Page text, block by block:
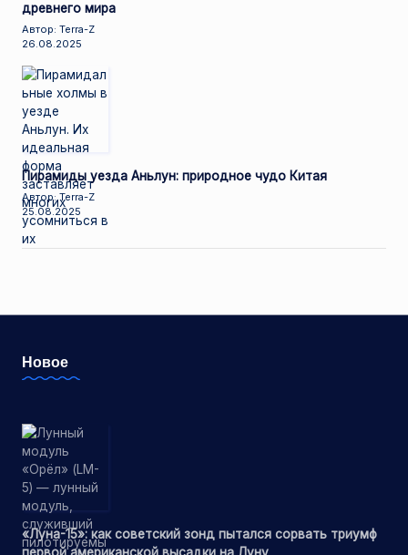
древнего мира
Автор: Terra-Z
26.08.2025
Пирамиды уезда Аньлун: природное чудо Китая
Автор: Terra-Z
25.08.2025
Новое
«Луна-15»: как советский зонд пытался сорвать триумф